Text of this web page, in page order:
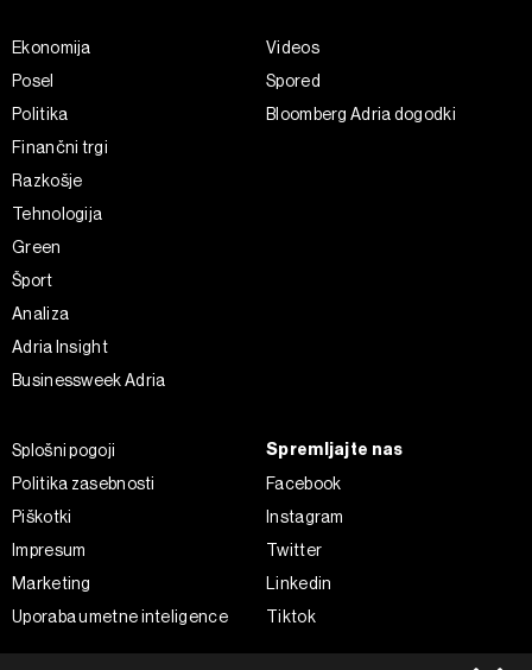
Ekonomija
Posel
Politika
Finančni trgi
Razkošje
Tehnologija
Green
Šport
Analiza
Adria Insight
Businessweek Adria
Videos
Spored
Bloomberg Adria dogodki
Splošni pogoji
Politika zasebnosti
Piškotki
Impresum
Marketing
Uporaba umetne inteligence
Spremljajte nas
Facebook
Instagram
Twitter
Linkedin
Tiktok